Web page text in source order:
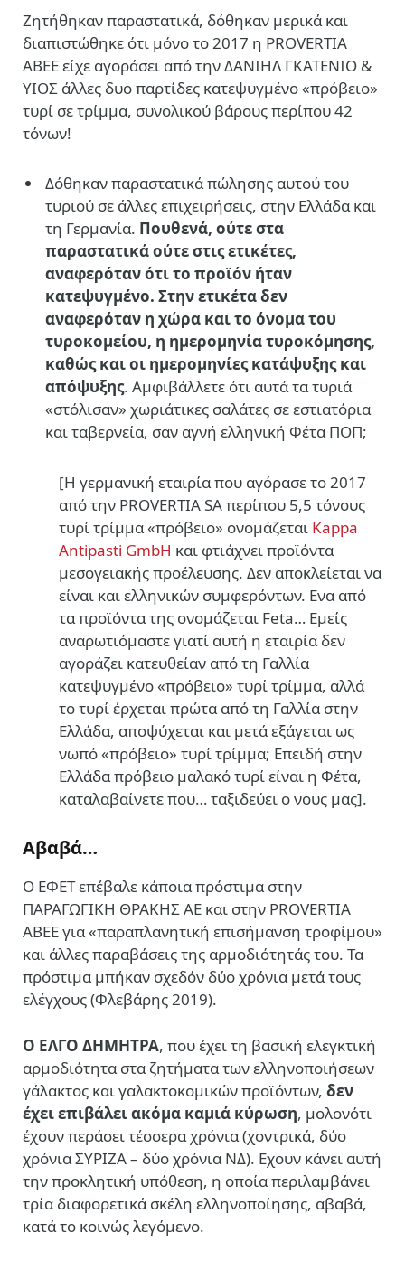
Ζητήθηκαν παραστατικά, δόθηκαν μερικά και
διαπιστώθηκε ότι μόνο το 2017 η PROVERTIA
ΑΒΕΕ είχε αγοράσει από την ΔΑΝΙΗΛ ΓΚΑΤΕΝΙΟ &
ΥΙΟΣ άλλες δυο παρτίδες κατεψυγμένο «πρόβειο»
τυρί σε τρίμμα, συνολικού βάρους περίπου 42
τόνων!
Δόθηκαν παραστατικά πώλησης αυτού του
τυριού σε άλλες επιχειρήσεις, στην Ελλάδα και
τη Γερμανία. Πουθενά, ούτε στα
παραστατικά ούτε στις ετικέτες,
αναφερόταν ότι το προϊόν ήταν
κατεψυγμένο. Στην ετικέτα δεν
αναφερόταν η χώρα και το όνομα του
τυροκομείου, η ημερομηνία τυροκόμησης,
καθώς και οι ημερομηνίες κατάψυξης και
απόψυξης. Αμφιβάλλετε ότι αυτά τα τυριά
«στόλισαν» χωριάτικες σαλάτες σε εστιατόρια
και ταβερνεία, σαν αγνή ελληνική Φέτα ΠΟΠ;
[Η γερμανική εταιρία που αγόρασε το 2017
από την PROVERTIA SA περίπου 5,5 τόνους
τυρί τρίμμα «πρόβειο» ονομάζεται Kappa
Antipasti GmbH και φτιάχνει προϊόντα
μεσογειακής προέλευσης. Δεν αποκλείεται να
είναι και ελληνικών συμφερόντων. Ενα από
τα προϊόντα της ονομάζεται Feta… Εμείς
αναρωτιόμαστε γιατί αυτή η εταιρία δεν
αγοράζει κατευθείαν από τη Γαλλία
κατεψυγμένο «πρόβειο» τυρί τρίμμα, αλλά
το τυρί έρχεται πρώτα από τη Γαλλία στην
Ελλάδα, αποψύχεται και μετά εξάγεται ως
νωπό «πρόβειο» τυρί τρίμμα; Επειδή στην
Ελλάδα πρόβειο μαλακό τυρί είναι η Φέτα,
καταλαβαίνετε που… ταξιδεύει ο νους μας].
Αβαβά…
Ο ΕΦΕΤ επέβαλε κάποια πρόστιμα στην
ΠΑΡΑΓΩΓΙΚΗ ΘΡΑΚΗΣ ΑΕ και στην PROVERTIA
ΑΒΕΕ για «παραπλανητική επισήμανση τροφίμου»
και άλλες παραβάσεις της αρμοδιότητάς του. Τα
πρόστιμα μπήκαν σχεδόν δύο χρόνια μετά τους
ελέγχους (Φλεβάρης 2019).
Ο ΕΛΓΟ ΔΗΜΗΤΡΑ, που έχει τη βασική ελεγκτική
αρμοδιότητα στα ζητήματα των ελληνοποιήσεων
γάλακτος και γαλακτοκομικών προϊόντων, δεν
έχει επιβάλει ακόμα καμιά κύρωση, μολονότι
έχουν περάσει τέσσερα χρόνια (χοντρικά, δύο
χρόνια ΣΥΡΙΖΑ – δύο χρόνια ΝΔ). Εχουν κάνει αυτή
την προκλητική υπόθεση, η οποία περιλαμβάνει
τρία διαφορετικά σκέλη ελληνοποίησης, αβαβά,
κατά το κοινώς λεγόμενο.